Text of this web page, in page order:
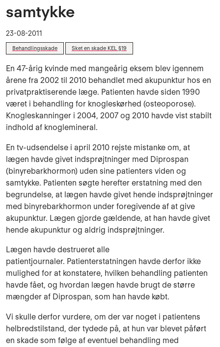
samtykke
23-08-2011
Behandlingsskade Sket en skade KEL §19
En 47-årig kvinde med mangeårig eksem blev igennem
årene fra 2002 til 2010 behandlet med akupunktur hos en
privatpraktiserende læge. Patienten havde siden 1990
været i behandling for knogleskørhed (osteoporose).
Knogleskanninger i 2004, 2007 og 2010 havde vist stabilt
indhold af knoglemineral.
En tv-udsendelse i april 2010 rejste mistanke om, at
lægen havde givet indsprøjtninger med Diprospan
(binyrebarkhormon) uden sine patienters viden og
samtykke. Patienten søgte herefter erstatning med den
begrundelse, at lægen havde givet hende indsprøjtninger
med binyrebarkhormon under foregivende af at give
akupunktur. Lægen gjorde gældende, at han havde givet
hende akupunktur og aldrig indsprøjtninger.
Lægen havde destrueret alle
patientjournaler. Patienterstatningen havde derfor ikke
mulighed for at konstatere, hvilken behandling patienten
havde fået, og hvordan lægen havde brugt de større
mængder af Diprospan, som han havde købt.
Vi skulle derfor vurdere, om der var noget i patientens
helbredstilstand, der tydede på, at hun var blevet påført
en skade som følge af eventuel behandling med